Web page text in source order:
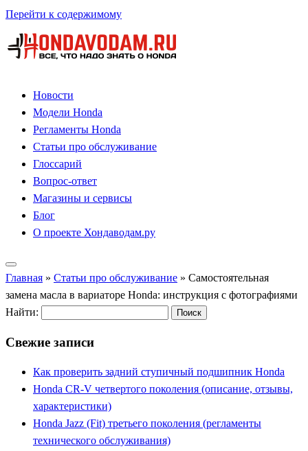
Перейти к содержимому
Новости
Модели Honda
Регламенты Honda
Статьи про обслуживание
Глоссарий
Вопрос-ответ
Магазины и сервисы
Блог
О проекте Хондаводам.ру
Главная » Статьи про обслуживание » Самостоятельная
замена масла в вариаторе Honda: инструкция с фотографиями
Найти:
Свежие записи
Как проверить задний ступичный подшипник Honda
Honda CR-V четвертого поколения (описание, отзывы,
характеристики)
Honda Jazz (Fit) третьего поколения (регламенты
технического обслуживания)